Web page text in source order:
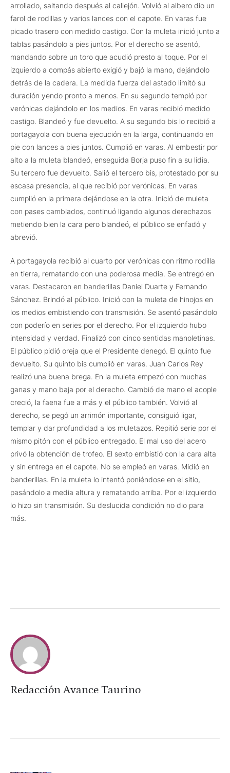
arrollado, saltando después al callejón. Volvió al albero dio un
farol de rodillas y varios lances con el capote. En varas fue
picado trasero con medido castigo. Con la muleta inició junto a
tablas pasándolo a pies juntos. Por el derecho se asentó,
mandando sobre un toro que acudió presto al toque. Por el
izquierdo a compás abierto exigió y bajó la mano, dejándolo
detrás de la cadera. La medida fuerza del astado limitó su
duración yendo pronto a menos. En su segundo templó por
verónicas dejándolo en los medios. En varas recibió medido
castigo. Blandeó y fue devuelto. A su segundo bis lo recibió a
portagayola con buena ejecución en la larga, continuando en
pie con lances a pies juntos. Cumplió en varas. Al embestir por
alto a la muleta blandeó, enseguida Borja puso fin a su lidia.
Su tercero fue devuelto. Salió el tercero bis, protestado por su
escasa presencia, al que recibió por verónicas. En varas
cumplió en la primera dejándose en la otra. Inició de muleta
con pases cambiados, continuó ligando algunos derechazos
metiendo bien la cara pero blandeó, el público se enfadó y
abrevió.
A portagayola recibió al cuarto por verónicas con ritmo rodilla
en tierra, rematando con una poderosa media. Se entregó en
varas. Destacaron en banderillas Daniel Duarte y Fernando
Sánchez. Brindó al público. Inició con la muleta de hinojos en
los medios embistiendo con transmisión. Se asentó pasándolo
con poderío en series por el derecho. Por el izquierdo hubo
intensidad y verdad. Finalizó con cinco sentidas manoletinas.
El público pidió oreja que el Presidente denegó. El quinto fue
devuelto. Su quinto bis cumplió en varas. Juan Carlos Rey
realizó una buena brega. En la muleta empezó con muchas
ganas y mano baja por el derecho. Cambió de mano el acople
creció, la faena fue a más y el público también. Volvió al
derecho, se pegó un arrimón importante, consiguió ligar,
templar y dar profundidad a los muletazos. Repitió serie por el
mismo pitón con el público entregado. El mal uso del acero
privó la obtención de trofeo. El sexto embistió con la cara alta
y sin entrega en el capote. No se empleó en varas. Midió en
banderillas. En la muleta lo intentó poniéndose en el sitio,
pasándolo a media altura y rematando arriba. Por el izquierdo
lo hizo sin transmisión. Su deslucida condición no dio para
más.
Redacción Avance Taurino